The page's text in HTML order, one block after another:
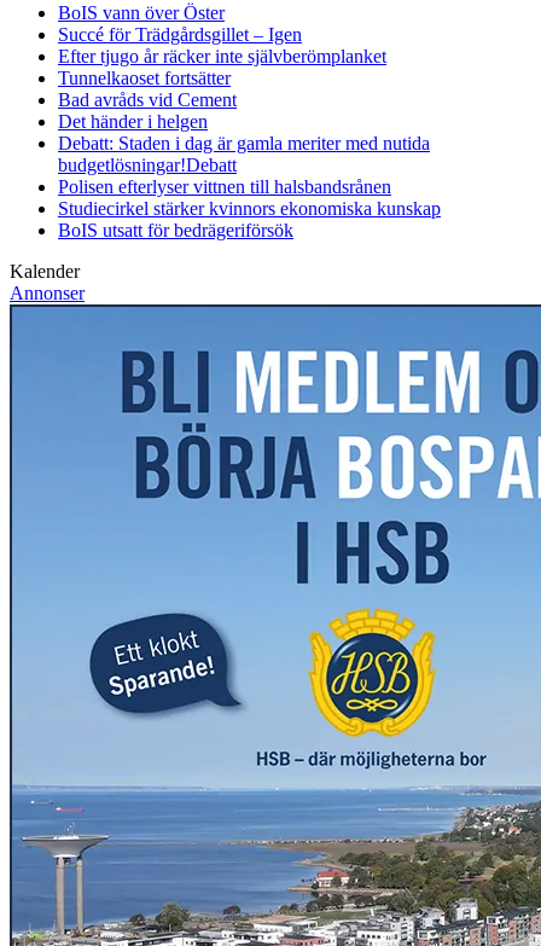
BoIS vann över Öster
Succé för Trädgårdsgillet – Igen
Efter tjugo år räcker inte självberömplanket
Tunnelkaoset fortsätter
Bad avråds vid Cement
Det händer i helgen
Debatt: Staden i dag är gamla meriter med nutida
budgetlösningar!Debatt
Polisen efterlyser vittnen till halsbandsrånen
Studiecirkel stärker kvinnors ekonomiska kunskap
BoIS utsatt för bedrägeriförsök
Kalender
Annonser